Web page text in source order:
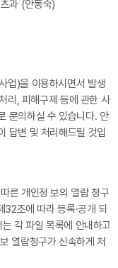
과 (안동숙)
업)을 이용하시면서 발생
리, 피해구제 등에 관한 사
문의하실 수 있습니다. 안
답변 및 처리해드릴 것입
른 개인정 보의 열람 청구
조에 따라 등록·공개 되
각 파일 목록에 안내하고
열람청구가 신속하게 처